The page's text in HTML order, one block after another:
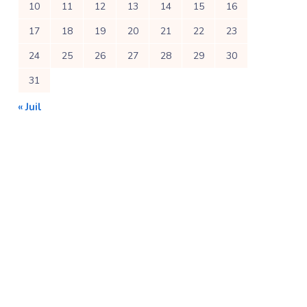
10 11 12 13 14 15
16
17
18 19 20 21 22
23
24
25 26 27 28 29
30
31
« Juil